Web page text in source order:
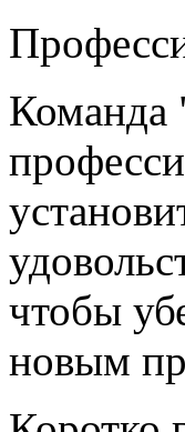
Команда
чтобы
новым